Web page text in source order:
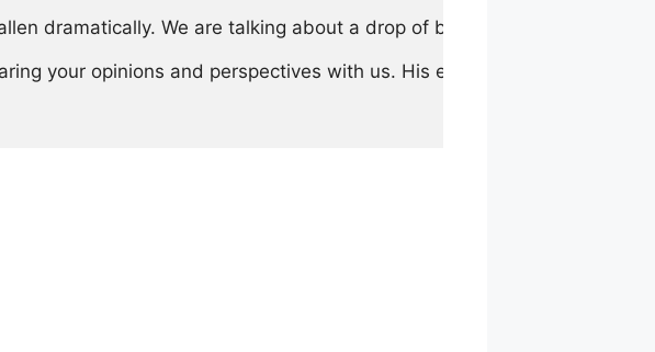
dramatically. We are talking about a drop of between 30 and 40
your opinions and perspectives with us. His experience and